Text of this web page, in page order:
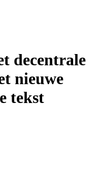
decentrale
nieuwe
tekst